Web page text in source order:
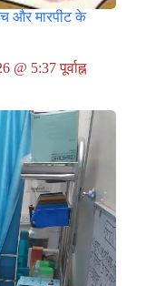
और मारपीट के
5:37 पूर्वाह्न